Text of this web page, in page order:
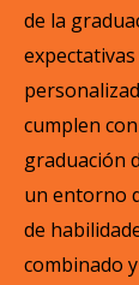
de la
cumplen
graduación
un entorno
de
combinado